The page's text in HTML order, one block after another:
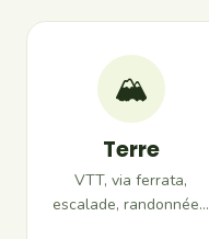
🏔
Terre
VTT, via ferrata,
escalade, randonnée…